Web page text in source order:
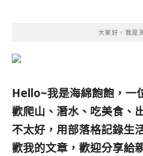
大家好，我是
Hello~我是海綿飽飽，一
歡爬山、潛水、吃美食、
不太好，用部落格記錄生
歡我的文章，歡迎分享給